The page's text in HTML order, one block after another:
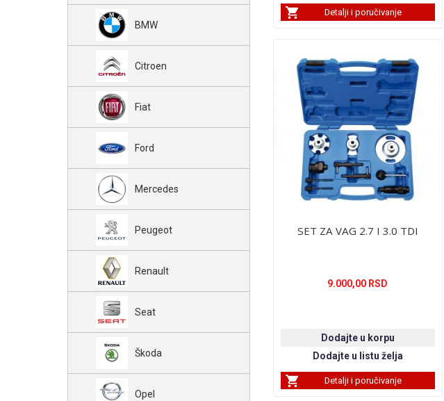
BMW
Citroen
Fiat
Ford
Mercedes
Peugeot
Renault
Seat
Škoda
Opel
Detalji i poručivanje
SET ZA VAG 2.7 I 3.0 TDI
9.000,00 RSD
Detalji i poručivanje